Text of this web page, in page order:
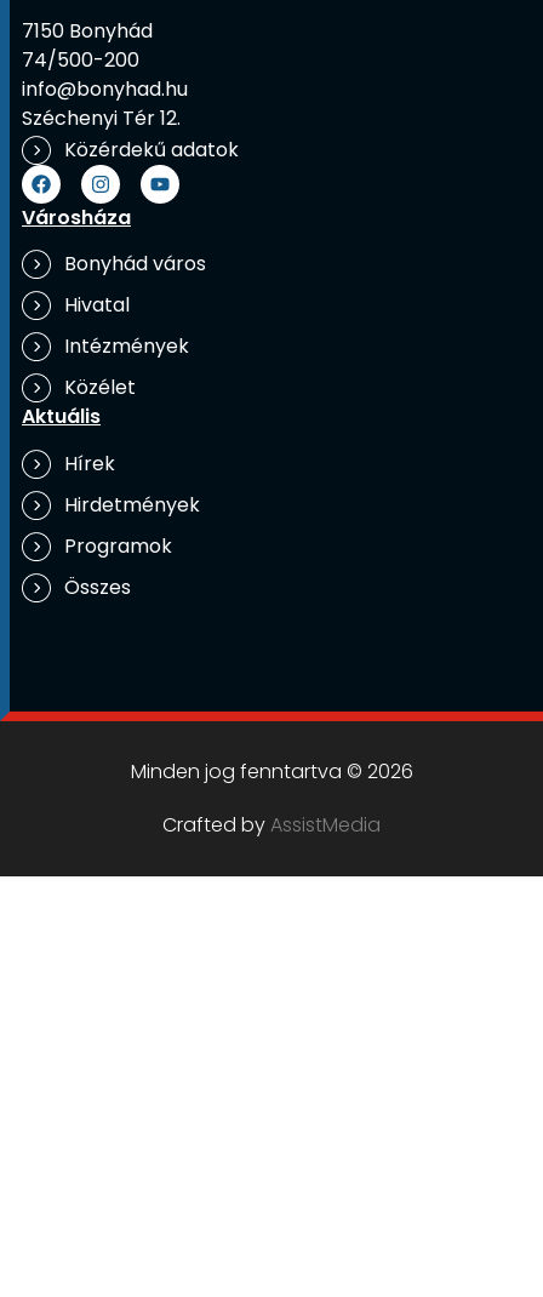
7150 Bonyhád
74/500-200
info@bonyhad.hu
Széchenyi Tér 12.
Közérdekű adatok
Városháza
Bonyhád város
Hivatal
Intézmények
Közélet
Aktuális
Hírek
Hirdetmények
Programok
Összes
Minden jog fenntartva © 2026
Crafted byAssistMedia